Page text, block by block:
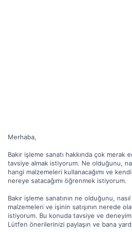
Merhaba,
Bakır işleme sanatı hakkında çok merak
tavsiye almak istiyorum. Ne olduğunu,
hangi malzemeleri kullanacağımı ve kendi
nereye satacağımı öğrenmek istiyorum.
Bakır işleme sanatının ne olduğunu,
malzemeleri ve işinin satışının nerede
istiyorum. Bu konuda tavsiye ve
Lütfen önerilerinizi paylaşın ve bana